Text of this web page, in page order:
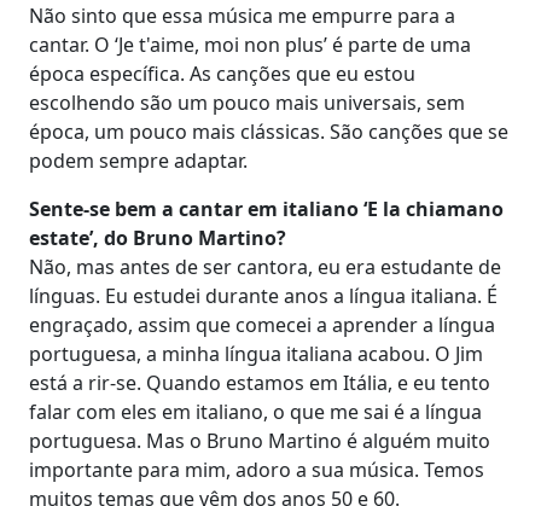
Não sinto que essa música me empurre para a
cantar. O ‘Je t'aime, moi non plus’ é parte de uma
época específica. As canções que eu estou
escolhendo são um pouco mais universais, sem
época, um pouco mais clássicas. São canções que se
podem sempre adaptar.
Sente-se bem a cantar em italiano ‘E la chiamano
estate’, do Bruno Martino?
Não, mas antes de ser cantora, eu era estudante de
línguas. Eu estudei durante anos a língua italiana. É
engraçado, assim que comecei a aprender a língua
portuguesa, a minha língua italiana acabou. O Jim
está a rir-se. Quando estamos em Itália, e eu tento
falar com eles em italiano, o que me sai é a língua
portuguesa. Mas o Bruno Martino é alguém muito
importante para mim, adoro a sua música. Temos
muitos temas que vêm dos anos 50 e 60.